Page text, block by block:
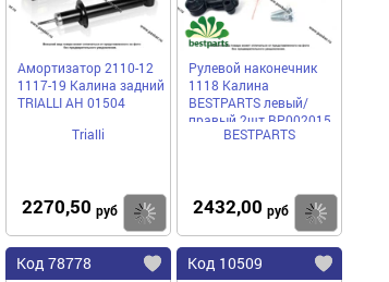
Амортизатор 2110-12
1117-19 Калина задний
TRIALLI AH 01504
Trialli
2270,50 руб Купить
Рулевой наконечник
1118 Калина
BESTPARTS левый/
правый 2шт BP002015
BESTPARTS
2432,00 руб
Код 78778 Код 10509